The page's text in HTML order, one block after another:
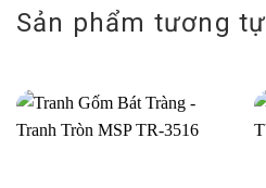
Sản phẩm tương tự